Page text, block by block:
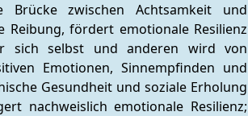
Brücke zwischen Achtsamkeit und
fördert emotionale Resilienz
sich selbst und anderen wird von
Emotionen, Sinnempfinden und
Gesundheit und soziale Erholung
nachweislich emotionale Resilienz;